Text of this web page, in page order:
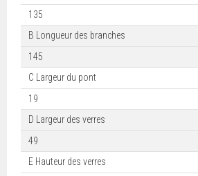
135
B Longueur des branches
145
C Largeur du pont
19
D Largeur des verres
49
E Hauteur des verres